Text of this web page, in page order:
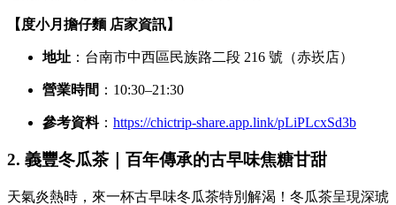
【度小月擔仔麵 店家資訊】
地址 ：台南市中西區民族路二段 216 號（赤崁店）
營業時間 ：10:30–21:30
參考資料： https://chictrip-share.app.link/pLiPLcxSd3b
2. 義豐冬瓜茶｜百年傳承的古早味焦糖甘甜
天氣炎熱時，來一杯古早味冬瓜茶特別解渴！冬瓜茶呈現深琥